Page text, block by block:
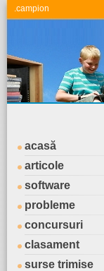
.campion
acasă
articole
software
probleme
concursuri
clasament
surse trimise